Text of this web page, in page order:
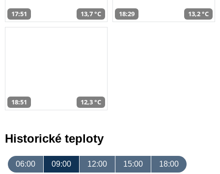
17:51 13,7 °C 18:29 13,2 °C
18:51 12,3 °C
Historické teploty
06:00 09:00 12:00 15:00 18:00